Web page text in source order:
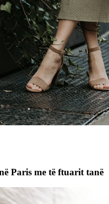
Paris me të ftuarit tanë